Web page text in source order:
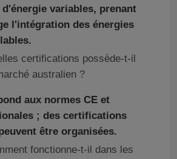
d'énergie variables, prenant
l'intégration des énergies
certifications possède-t-il
australien ?
aux normes CE et
; des certifications
être organisées.
fonctionne-t-il dans les